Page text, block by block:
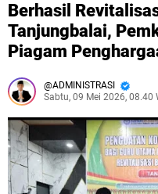
Berhasil
Tanjungbalai,
Piagam
ADMINISTRASI
Sabtu, 09 Mei 2026, 08.40